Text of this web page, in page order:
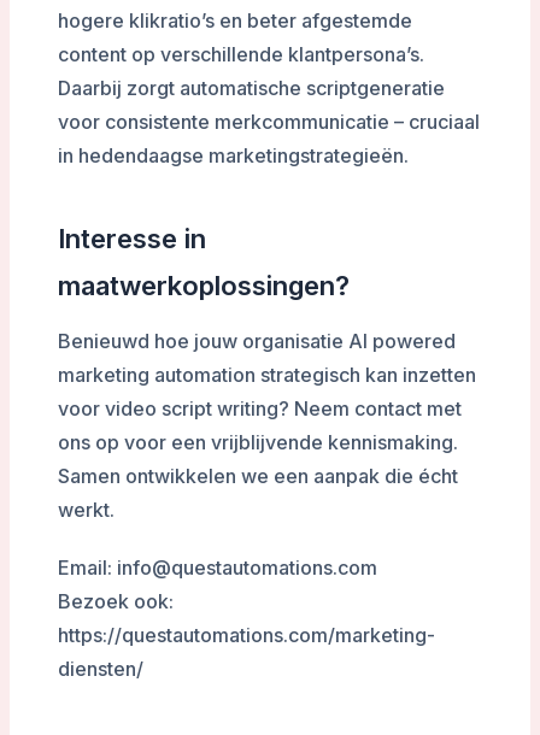
hogere klikratio’s en beter afgestemde
content op verschillende klantpersona’s.
Daarbij zorgt automatische scriptgeneratie
voor consistente merkcommunicatie – cruciaal
in hedendaagse marketingstrategieën.
Interesse in
maatwerkoplossingen?
Benieuwd hoe jouw organisatie AI powered
marketing automation strategisch kan inzetten
voor video script writing? Neem contact met
ons op voor een vrijblijvende kennismaking.
Samen ontwikkelen we een aanpak die écht
werkt.
Email: info@questautomations.com
Bezoek ook:
https://questautomations.com/marketing-
diensten/